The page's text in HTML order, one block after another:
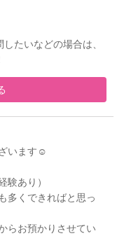
たいなどの場合は、
います☺︎
あり）
多くできればと思っ
らお預かりさせてい